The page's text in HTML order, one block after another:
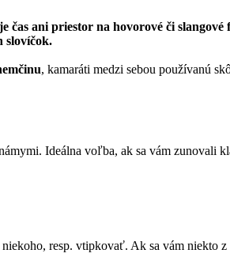
ani priestor na hovorové či
slovíčok.
, kamaráti medzi sebou používanú
Ideálna voľba, ak sa vám zunovali
resp. vtipkovať. Ak sa vám niekto